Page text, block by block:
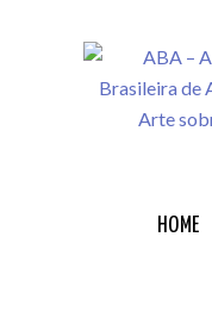
HOME